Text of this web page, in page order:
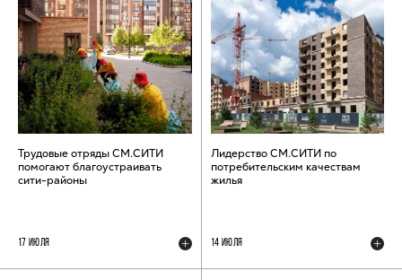
Трудовые отряды СМ.СИТИ
помогают благоустраивать
сити-районы
17 ИЮЛЯ
Лидерство СМ.СИТИ по
потребительским качествам
жилья
14 ИЮЛЯ